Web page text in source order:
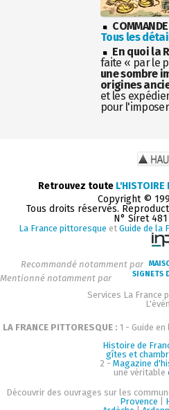
Tous les
En quoi la
faite « par le
une sombre
origines
et les
pour
Retrouvez toute L'HISTOIRE
Copyright ©
Tous droits réservés.
N° Siret
La France pittoresque et Guide de la
Recommandé notamment par
Mentionné notamment par
SIGNETS
Services La France
LA FRANCE PITTORESQUE : 1 - Guide
Histoire de
gîtes et
2 - Magazine
une véritable
Découvrir des ouvrages sur les
Provence